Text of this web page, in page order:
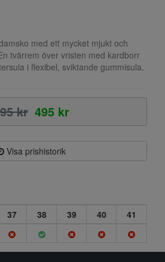
med ett mycket mjukt och
tvärrem över vristen med kardborr
i flexibel, sviktande gummisula.
kr 495 kr
Visa prishistorik
37 38 39 40
41